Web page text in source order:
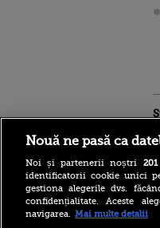
Nouă ne pasă ca
Noi și partenerii noștri 201
identificatorii cookie unici
gestiona alegerile dvs.
confidențialitate. Aceste
navigarea. Mai multe detalii